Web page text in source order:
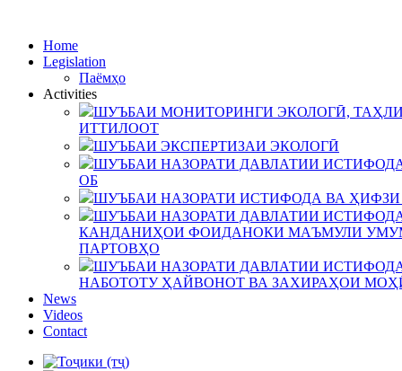
Home
Legislation
Паёмҳо
Activities
ШУЪБАИ МОНИТОРИНГИ ЭКОЛОГӢ,
ИТТИЛООТ
ШУЪБАИ ЭКСПЕРТИЗАИ ЭКОЛОГӢ
ШУЪБАИ НАЗОРАТИ ДАВЛАТИИ
ОБ
ШУЪБАИ НАЗОРАТИ ИСТИФОДА ВА
ШУЪБАИ НАЗОРАТИ ДАВЛАТИИ
КАНДАНИҲОИ ФОИДАНОКИ МАЪМУЛИ
ПАРТОВҲО
ШУЪБАИ НАЗОРАТИ ДАВЛАТИИ
НАБОТОТУ ҲАЙВОНОТ ВА ЗАХИРАҲОИ
News
Videos
Contact